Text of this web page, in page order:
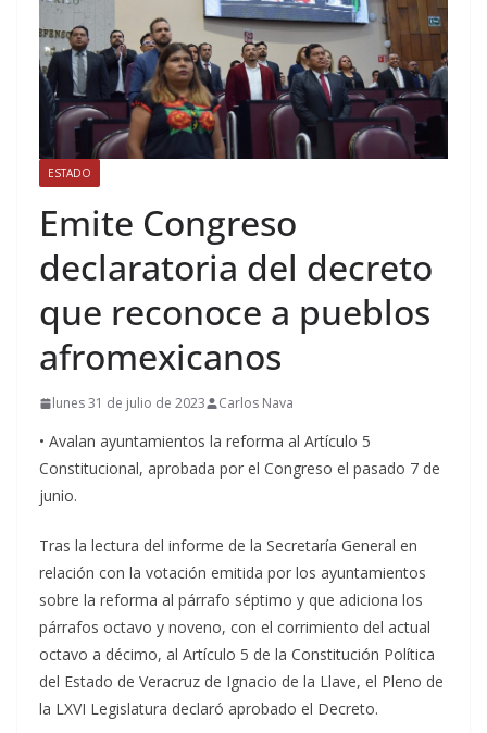
ESTADO
Emite Congreso
declaratoria del decreto
que reconoce a pueblos
afromexicanos
lunes 31 de julio de 2023 Carlos Nava
• Avalan ayuntamientos la reforma al Artículo 5
Constitucional, aprobada por el Congreso el pasado 7 de
junio.
Tras la lectura del informe de la Secretaría General en
relación con la votación emitida por los ayuntamientos
sobre la reforma al párrafo séptimo y que adiciona los
párrafos octavo y noveno, con el corrimiento del actual
octavo a décimo, al Artículo 5 de la Constitución Política
del Estado de Veracruz de Ignacio de la Llave, el Pleno de
la LXVI Legislatura declaró aprobado el Decreto.